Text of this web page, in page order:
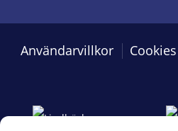
Användarvillkor Cookies